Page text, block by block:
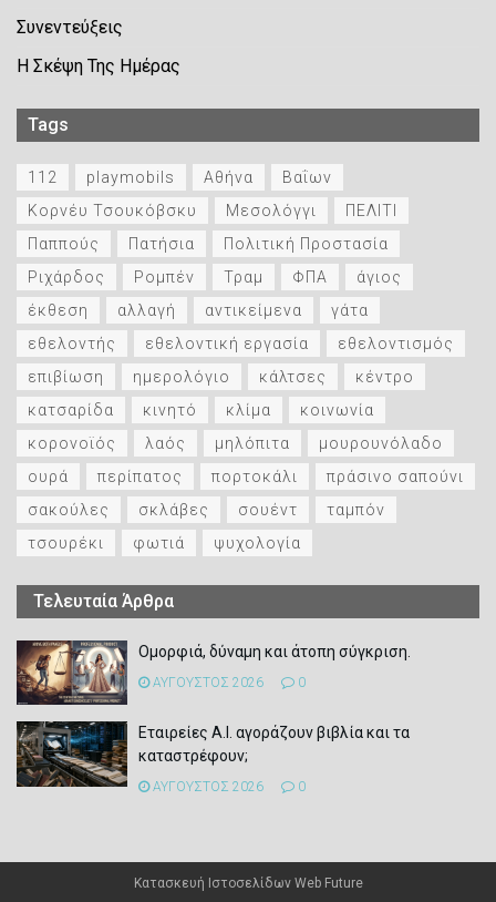
Συνεντεύξεις
Η Σκέψη Της Ημέρας
Tags
112 playmobils Αθήνα
Βαΐων
Κορνέυ Τσουκόβσκυ
Μεσολόγγι
ΠΕΛΙΤΙ
Παππούς
Πατήσια
Πολιτική Προστασία
Ριχάρδος
Ρομπέν Τραμ ΦΠΑ
άγιος
έκθεση
αλλαγή αντικείμενα
γάτα
εθελοντής
εθελοντική εργασία
εθελοντισμός
επιβίωση
ημερολόγιο κάλτσες
κέντρο
κατσαρίδα
κινητό κλίμα
κοινωνία
κορονοϊός
λαός μηλόπιτα
μουρουνόλαδο
ουρά
περίπατος πορτοκάλι
πράσινο σαπούνι
σακούλες
σκλάβες σουέντ
ταμπόν
τσουρέκι
φωτιά ψυχολογία
Τελευταία Άρθρα
Ομορφιά, δύναμη και άτοπη σύγκριση.
ΑΥΓΟΥΣΤΟΣ 2026 0
Εταιρείες Α.Ι. αγοράζουν βιβλία και τα
καταστρέφουν;
ΑΥΓΟΥΣΤΟΣ 2026 0
Κατασκευή ΙστοσελίδωνWeb Future